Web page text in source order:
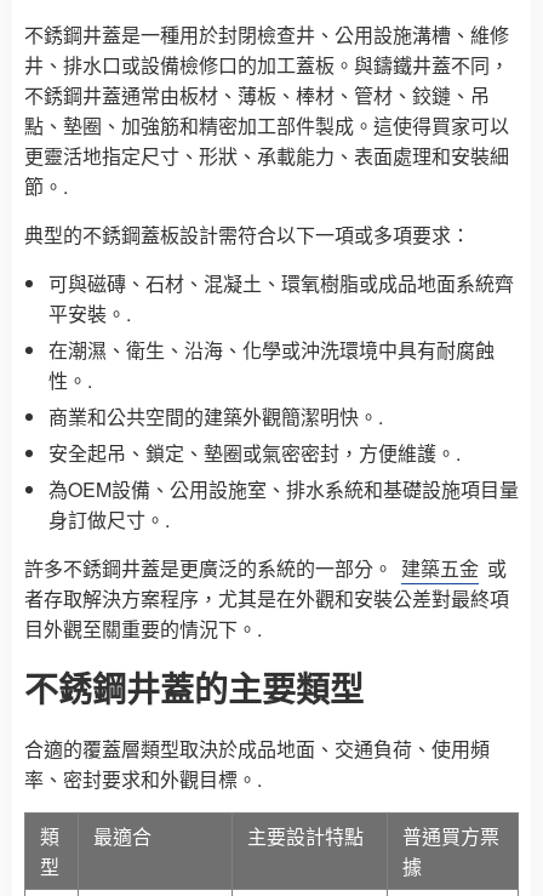
不銹鋼井蓋是一種用於封閉檢查井、公用設施溝槽、維修
井、排水口或設備檢修口的加工蓋板。與鑄鐵井蓋不同，
不銹鋼井蓋通常由板材、薄板、棒材、管材、鉸鏈、吊
點、墊圈、加強筋和精密加工部件製成。這使得買家可以
更靈活地指定尺寸、形狀、承載能力、表面處理和安裝細
節。.
典型的不銹鋼蓋板設計需符合以下一項或多項要求：
可與磁磚、石材、混凝土、環氧樹脂或成品地面系統齊
平安裝。.
在潮濕、衛生、沿海、化學或沖洗環境中具有耐腐蝕
性。.
商業和公共空間的建築外觀簡潔明快。.
安全起吊、鎖定、墊圈或氣密密封，方便維護。.
為OEM設備、公用設施室、排水系統和基礎設施項目量
身訂做尺寸。.
許多不銹鋼井蓋是更廣泛的系統的一部分。 建築五金 或
者存取解決方案程序，尤其是在外觀和安裝公差對最終項
目外觀至關重要的情況下。.
不銹鋼井蓋的主要類型
合適的覆蓋層類型取決於成品地面、交通負荷、使用頻
率、密封要求和外觀目標。.
類
型
最適合 主要設計特點
普通買方票
據